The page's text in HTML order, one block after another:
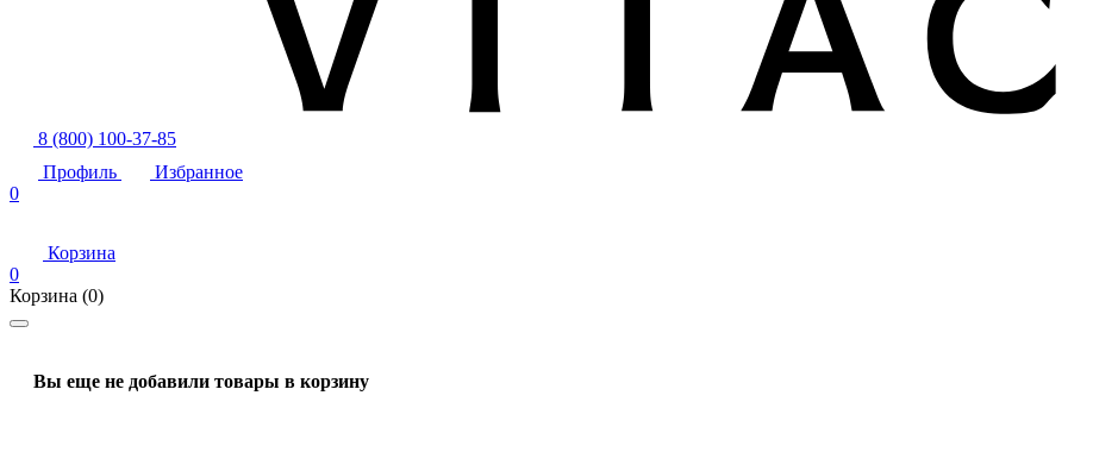
8 (800) 100-37-85
Профиль
Избранное
0
Корзина
0
Корзина (0)
Вы еще не добавили товары в корзину